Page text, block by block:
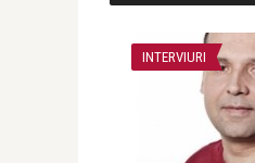
INTERVIURI